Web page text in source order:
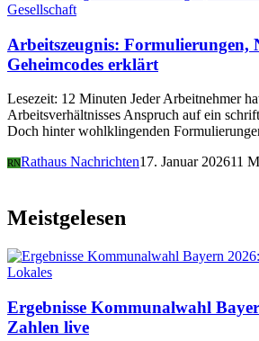
Gesellschaft
Arbeitszeugnis: Formulierungen,
Geheimcodes erklärt
Lesezeit: 12 Minuten Jeder Arbeitnehmer
Arbeitsverhältnisses Anspruch auf ein
Doch hinter wohlklingenden
RNRathaus Nachrichten17. Januar 202611
Meistgelesen
Lokales
Ergebnisse Kommunalwahl
Zahlen live